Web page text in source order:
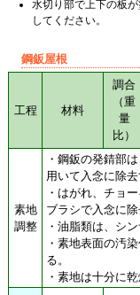
水切り部で上下の板
してください。
鋼鈑屋根
工程 材料
調合
（重
量
比）
素地
調整
・鋼鈑の発錆部
用いて入念に除去
・はがれ、チョ
ブラシで入念に除
・油脂類は、シ
・素地表面の汚
る。
・素地は十分に乾